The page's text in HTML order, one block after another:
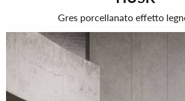
Gres porcellanato effetto